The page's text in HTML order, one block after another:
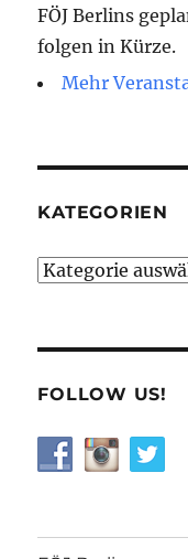
FÖJ Berlins
folgen in Kürze.
Mehr
KATEGORIEN
Kategorien
FOLLOW US!